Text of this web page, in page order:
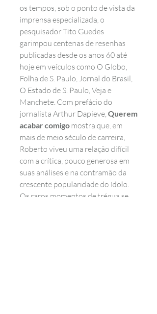
os tempos, sob o ponto de vista da
imprensa especializada, o
pesquisador Tito Guedes
garimpou centenas de resenhas
publicadas desde os anos 60 até
hoje em veículos como O Globo,
Folha de S. Paulo, Jornal do Brasil,
O Estado de S. Paulo, Veja e
Manchete. Com prefácio do
jornalista Arthur Dapieve,Querem
acabar comigo mostra que, em
mais de meio século de carreira,
Roberto viveu uma relação difícil
com a crítica, pouco generosa em
suas análises e na contramão da
crescente popularidade do ídolo.
Os raros momentos de trégua se